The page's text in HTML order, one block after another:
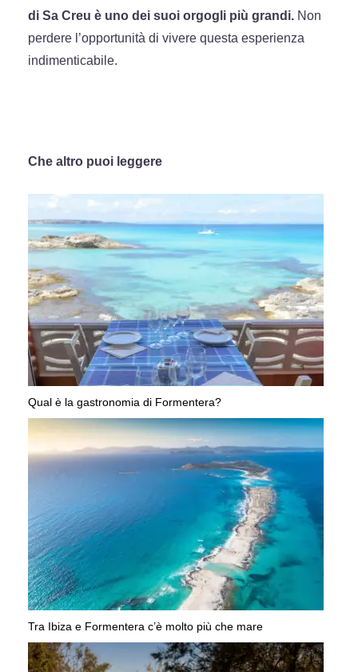
di Sa Creu è uno dei suoi orgogli più grandi. Non
perdere l’opportunità di vivere questa esperienza
indimenticabile.
Che altro puoi leggere
Qual è la gastronomia di Formentera?
Tra Ibiza e Formentera c’è molto più che mare